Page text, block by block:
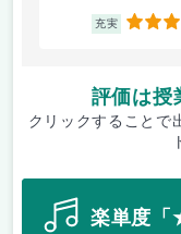
充実 4
評価は授
クリックすることで
楽単度「